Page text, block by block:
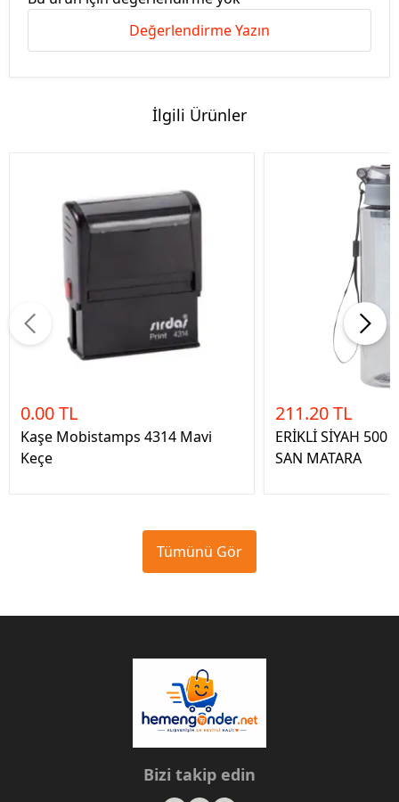
Değerlendirme Yazın
İlgili Ürünler
0.00 TL
Kaşe Mobistamps 4314 Mavi
Keçe
211.20 TL
ERİKLİ SİYAH 500
SAN MATARA
Tümünü Gör
Bizi takip edin